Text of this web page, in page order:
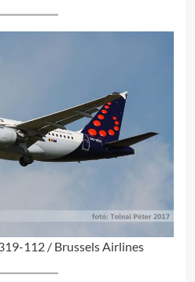
112 / Brussels Airlines